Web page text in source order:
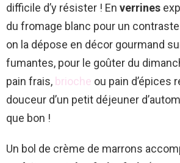
difficile d’y résister ! En verrines
du fromage blanc pour un
on la dépose en décor gourmand
fumantes, pour le goûter du
pain frais, brioche ou pain d’épices
douceur d’un petit déjeuner
que bon !
Un bol de crème de marrons